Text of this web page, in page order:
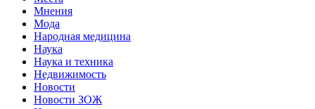
Мнения
Мода
Народная медицина
Наука
Наука и техника
Недвижимость
Новости
Новости ЗОЖ